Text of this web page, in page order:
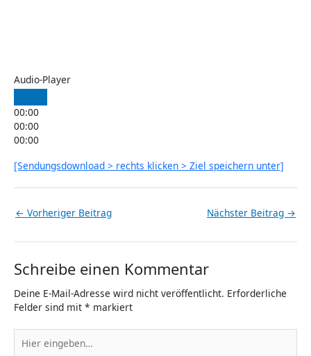
Audio-Player
00:00
00:00
00:00
[Sendungsdownload > rechts klicken > Ziel speichern unter]
← Vorheriger Beitrag Nächster Beitrag →
Schreibe einen Kommentar
Deine E-Mail-Adresse wird nicht veröffentlicht. Erforderliche
Felder sind mit * markiert
eingeben…